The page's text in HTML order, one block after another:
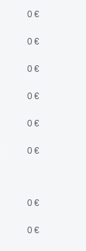
0 €
0 €
0 €
0 €
0 €
0 €
0 €
0 €